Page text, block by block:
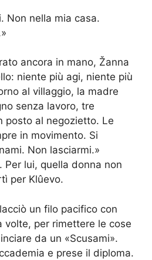
Non nella mia casa.
ancora in mano, Žanna
niente più agi, niente più
al villaggio, la madre
senza lavoro, tre
posto al negozietto. Le
in movimento. Si
Non lasciarmi.»
lui, quella donna non
per Klûevo.
un filo pacifico con
volte, per rimettere le cose
da un «Scusami».
e prese il diploma.